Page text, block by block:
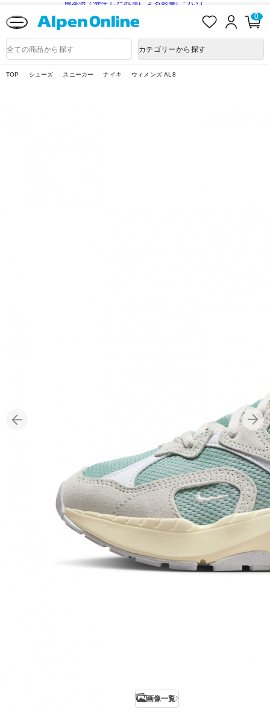
熊本県で発生した地震による影響について
入
ロ
ン
0
品
検
カテゴリーから探す
TOP シューズ スニーカー ナイキ ウィメンズ AL8
画像一覧